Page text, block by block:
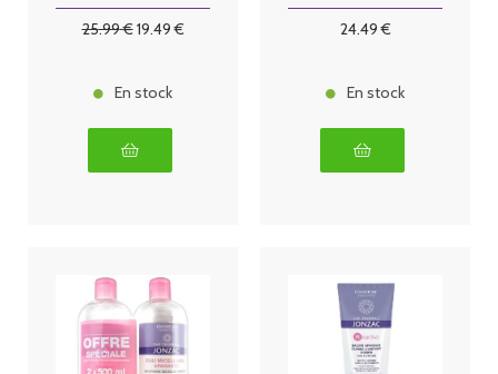
25.99€19.49€
En stock
24.49€
En stock